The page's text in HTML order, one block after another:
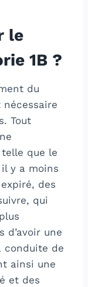
le
1B ?
du
nécessaire
Tout
que le
y a moins
des
qui
d’avoir une
conduite de
ainsi une
et des